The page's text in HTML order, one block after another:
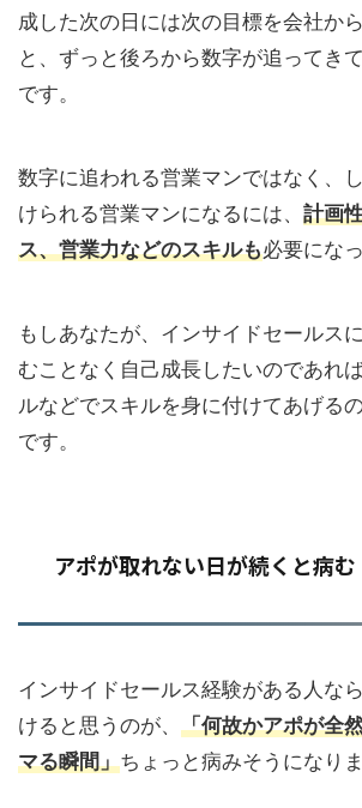
成した次の日には次の目標を会社か
と、ずっと後ろから数字が追ってき
です。
数字に追われる営業マンではなく、
けられる営業マンになるには、 計画
ス、営業力などのスキルも必要にな
もしあなたが、インサイドセールス
むことなく自己成長したいのであれ
ルなどでスキルを身に付けてあげる
です。
アポが取れない日が続くと病む
インサイドセールス経験がある人な
けると思うのが、 「何故かアポが全
マる瞬間」ちょっと病みそうになりま